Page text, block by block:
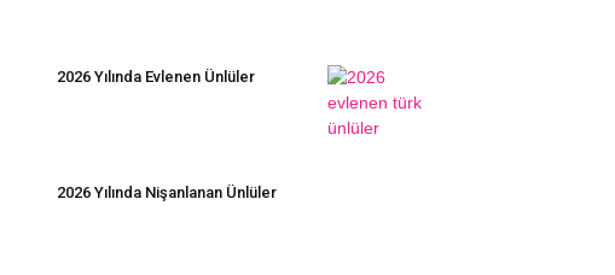
2026 Yılında Evlenen Ünlüler
2026 Yılında Nişanlanan Ünlüler